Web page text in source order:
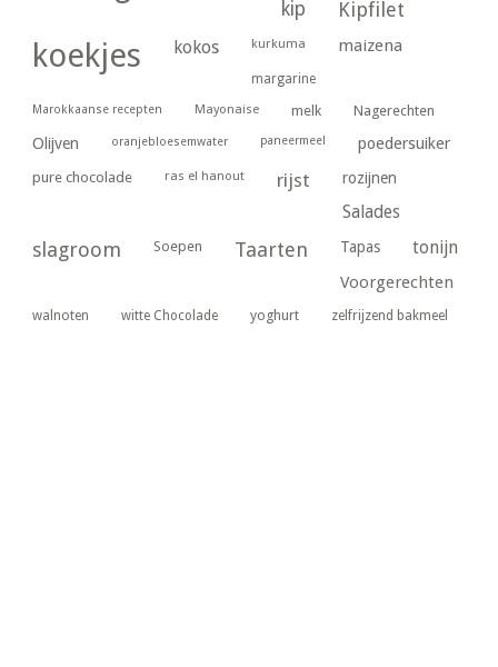
kip Kipfilet
koekjes kokos kurkuma maizena
margarine
Marokkaanse recepten Mayonaise melk Nagerechten
Olijven oranjebloesemwater paneermeel poedersuiker
pure chocolade ras el hanout rijst rozijnen
Salades
slagroom Soepen Taarten Tapas tonijn
Voorgerechten
walnoten witte Chocolade yoghurt zelfrijzend bakmeel